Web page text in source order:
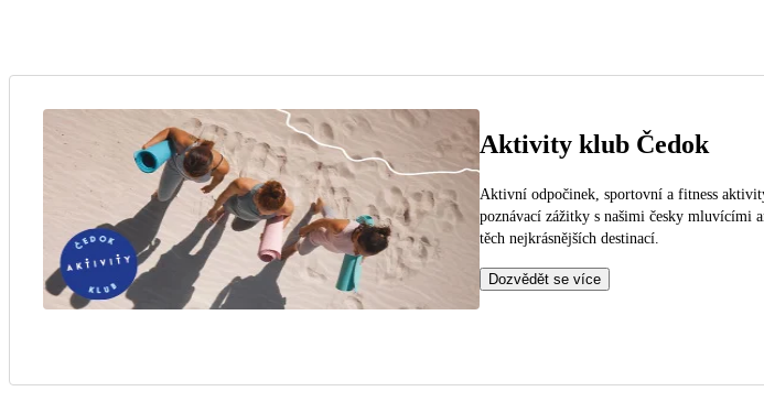
Aktivity klub Čedok
Aktivní odpočinek, sportovní a fitness
poznávací zážitky s našimi česky mluvícími
těch nejkrásnějších destinací.
Dozvědět se více